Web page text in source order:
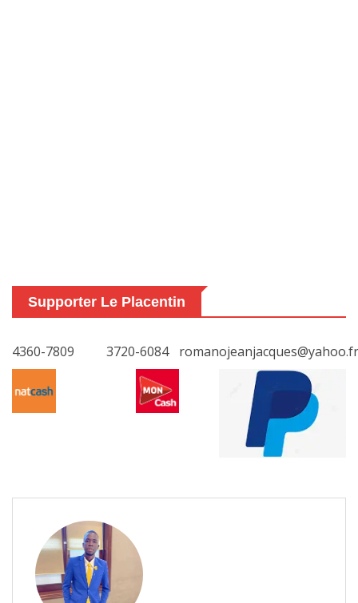
Supporter Le Placentin
4360-7809 3720-6084 romanojeanjacques@yahoo.fr